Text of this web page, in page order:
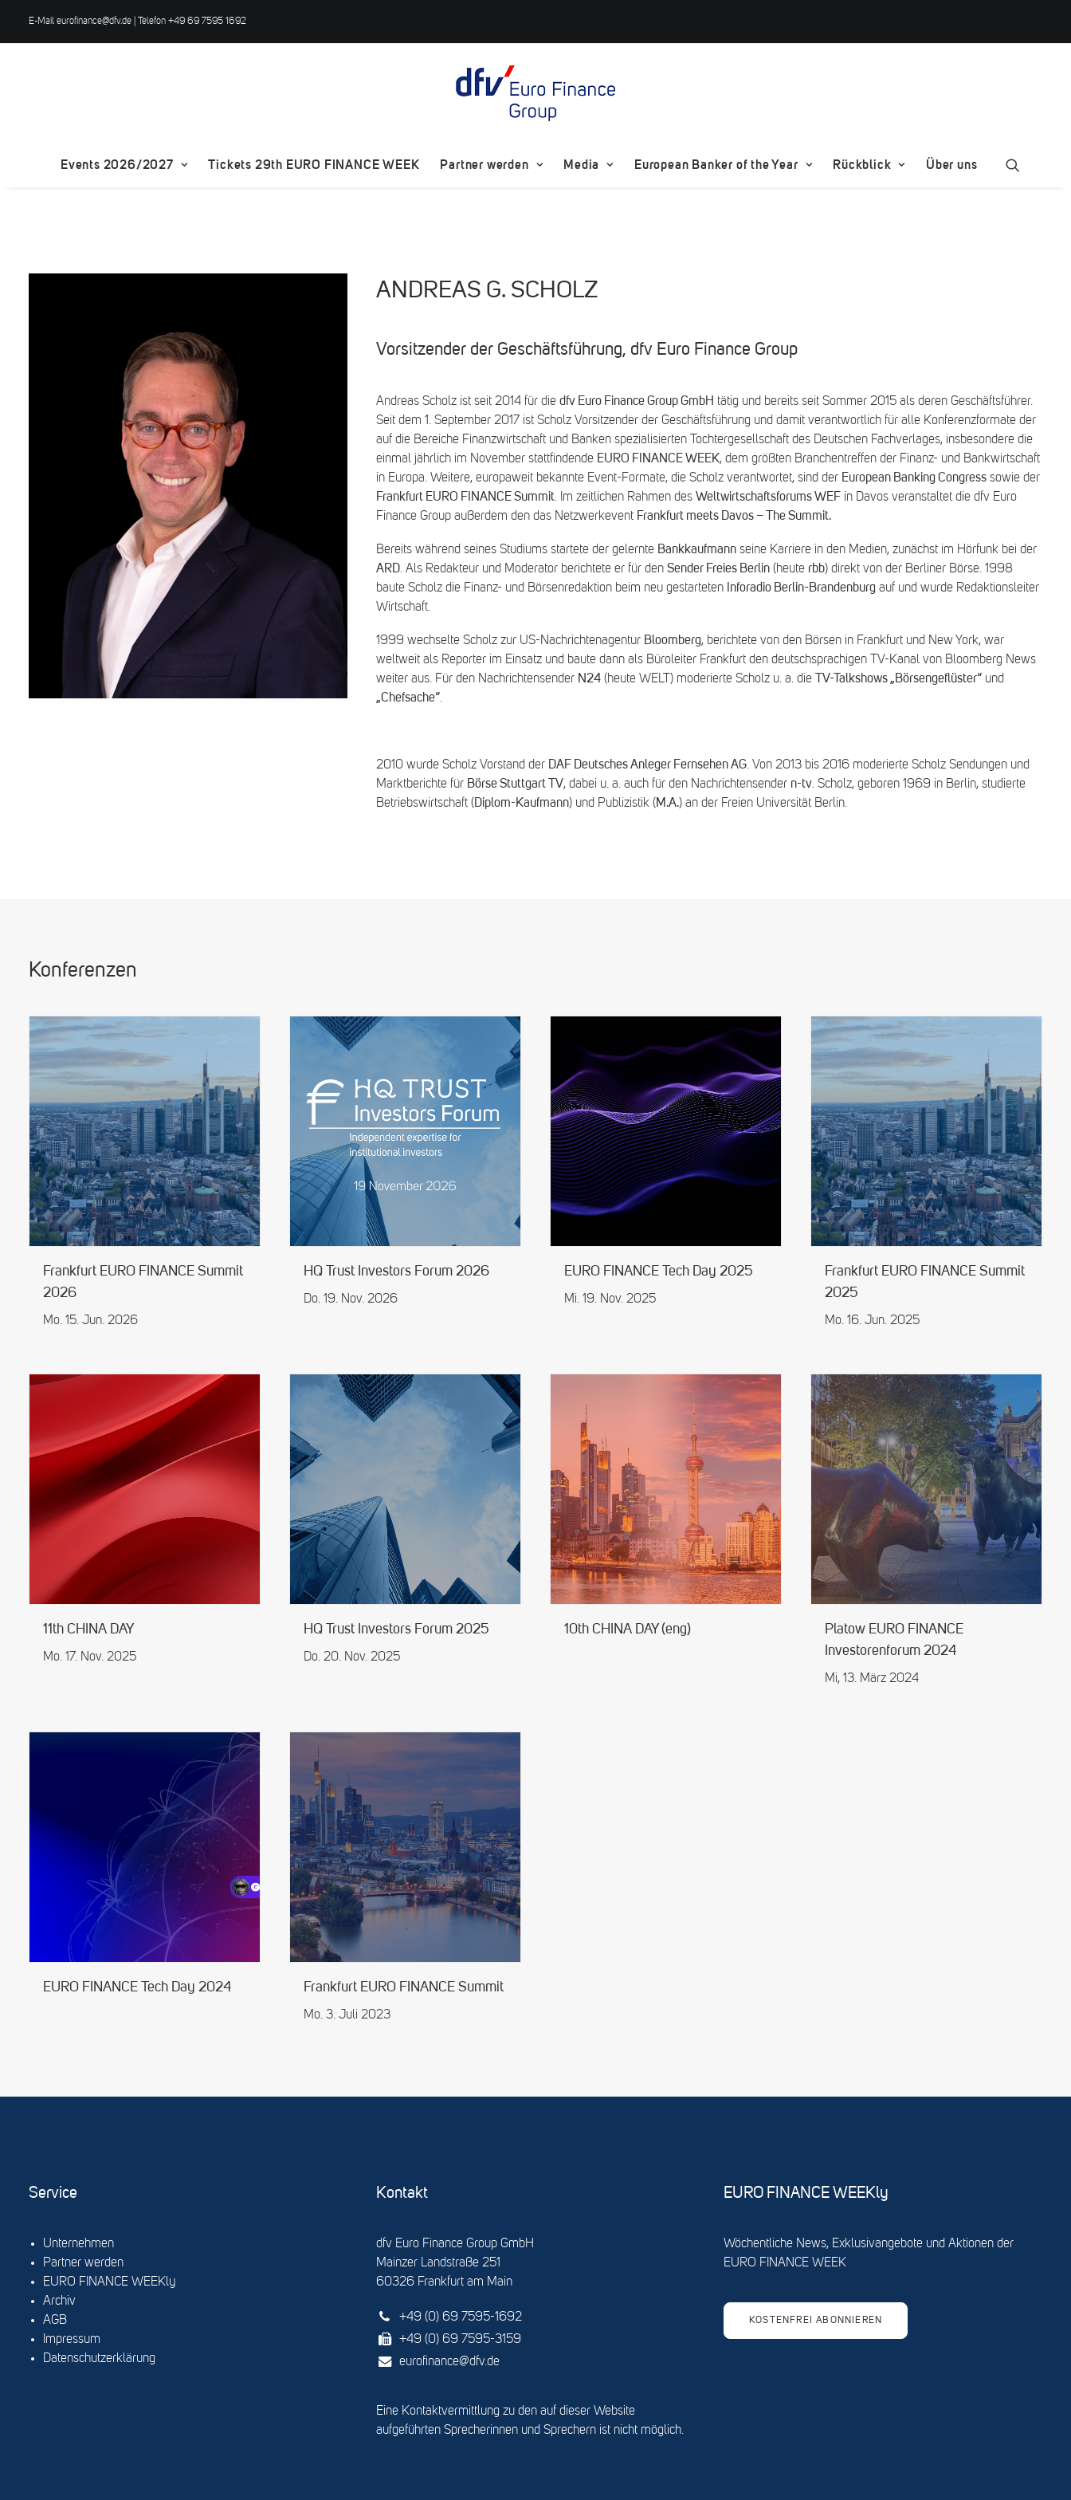
E-Mail eurofinance@dfv.de | Telefon +49 69 7595 1692
Events 2026/2027 Tickets 29th EURO FINANCE WEEK Partner werden Media European Banker of the Year Rückblick Über uns
ANDREAS G. SCHOLZ
Vorsitzender der Geschäftsführung, dfv Euro Finance Group
Andreas Scholz ist seit 2014 für die dfv Euro Finance Group GmbH tätig und bereits seit Sommer 2015 als deren Geschäftsführer.
Seit dem 1. September 2017 ist Scholz Vorsitzender der Geschäftsführung und damit verantwortlich für alle Konferenzformate der
auf die Bereiche Finanzwirtschaft und Banken spezialisierten Tochtergesellschaft des Deutschen Fachverlages, insbesondere die
einmal jährlich im November stattfindende EURO FINANCE WEEK, dem größten Branchentreffen der Finanz- und Bankwirtschaft
in Europa. Weitere, europaweit bekannte Event-Formate, die Scholz verantwortet, sind der European Banking Congress sowie der
Frankfurt EURO FINANCE Summit. Im zeitlichen Rahmen des Weltwirtschaftsforums WEF in Davos veranstaltet die dfv Euro
Finance Group außerdem den das Netzwerkevent Frankfurt meets Davos – The Summit.
Bereits während seines Studiums startete der gelernte Bankkaufmann seine Karriere in den Medien, zunächst im Hörfunk bei der
ARD. Als Redakteur und Moderator berichtete er für den Sender Freies Berlin (heute rbb) direkt von der Berliner Börse. 1998
baute Scholz die Finanz- und Börsenredaktion beim neu gestarteten Inforadio Berlin-Brandenburg auf und wurde Redaktionsleiter
Wirtschaft.
1999 wechselte Scholz zur US-Nachrichtenagentur Bloomberg, berichtete von den Börsen in Frankfurt und New York, war
weltweit als Reporter im Einsatz und baute dann als Büroleiter Frankfurt den deutschsprachigen TV-Kanal von Bloomberg News
weiter aus. Für den Nachrichtensender N24 (heute WELT) moderierte Scholz u. a. die TV-Talkshows „Börsengeflüster“ und
„Chefsache“.
2010 wurde Scholz Vorstand der DAF Deutsches Anleger Fernsehen AG. Von 2013 bis 2016 moderierte Scholz Sendungen und
Marktberichte für Börse Stuttgart TV, dabei u. a. auch für den Nachrichtensender n-tv. Scholz, geboren 1969 in Berlin, studierte
Betriebswirtschaft (Diplom-Kaufmann) und Publizistik (M.A.) an der Freien Universität Berlin.
Konferenzen
Frankfurt EURO FINANCE Summit
2026
Mo. 15. Jun. 2026
HQ Trust Investors Forum 2026
Do. 19. Nov. 2026
EURO FINANCE Tech Day 2025
Mi. 19. Nov. 2025
Frankfurt EURO FINANCE Summit
2025
Mo. 16. Jun. 2025
11th CHINA DAY
Mo. 17. Nov. 2025
HQ Trust Investors Forum 2025
Do. 20. Nov. 2025
10th CHINA DAY (eng)
Platow EURO FINANCE
Investorenforum 2024
Mi, 13. März 2024
EURO FINANCE Tech Day 2024 Frankfurt EURO FINANCE Summit
Mo. 3. Juli 2023
Service
Unternehmen
Partner werden
EURO FINANCE WEEKly
Archiv
AGB
Impressum
Datenschutzerklärung
Kontakt
dfv Euro Finance Group GmbH
Mainzer Landstraße 251
60326 Frankfurt am Main
+49 (0) 69 7595-1692
+49 (0) 69 7595-3159
eurofinance@dfv.de
Eine Kontaktvermittlung zu den auf dieser Website
aufgeführten Sprecherinnen und Sprechern ist nicht möglich.
EURO FINANCE WEEKly
Wöchentliche News, Exklusivangebote und Aktionen der
EURO FINANCE WEEK
KOSTENFREI ABONNIEREN